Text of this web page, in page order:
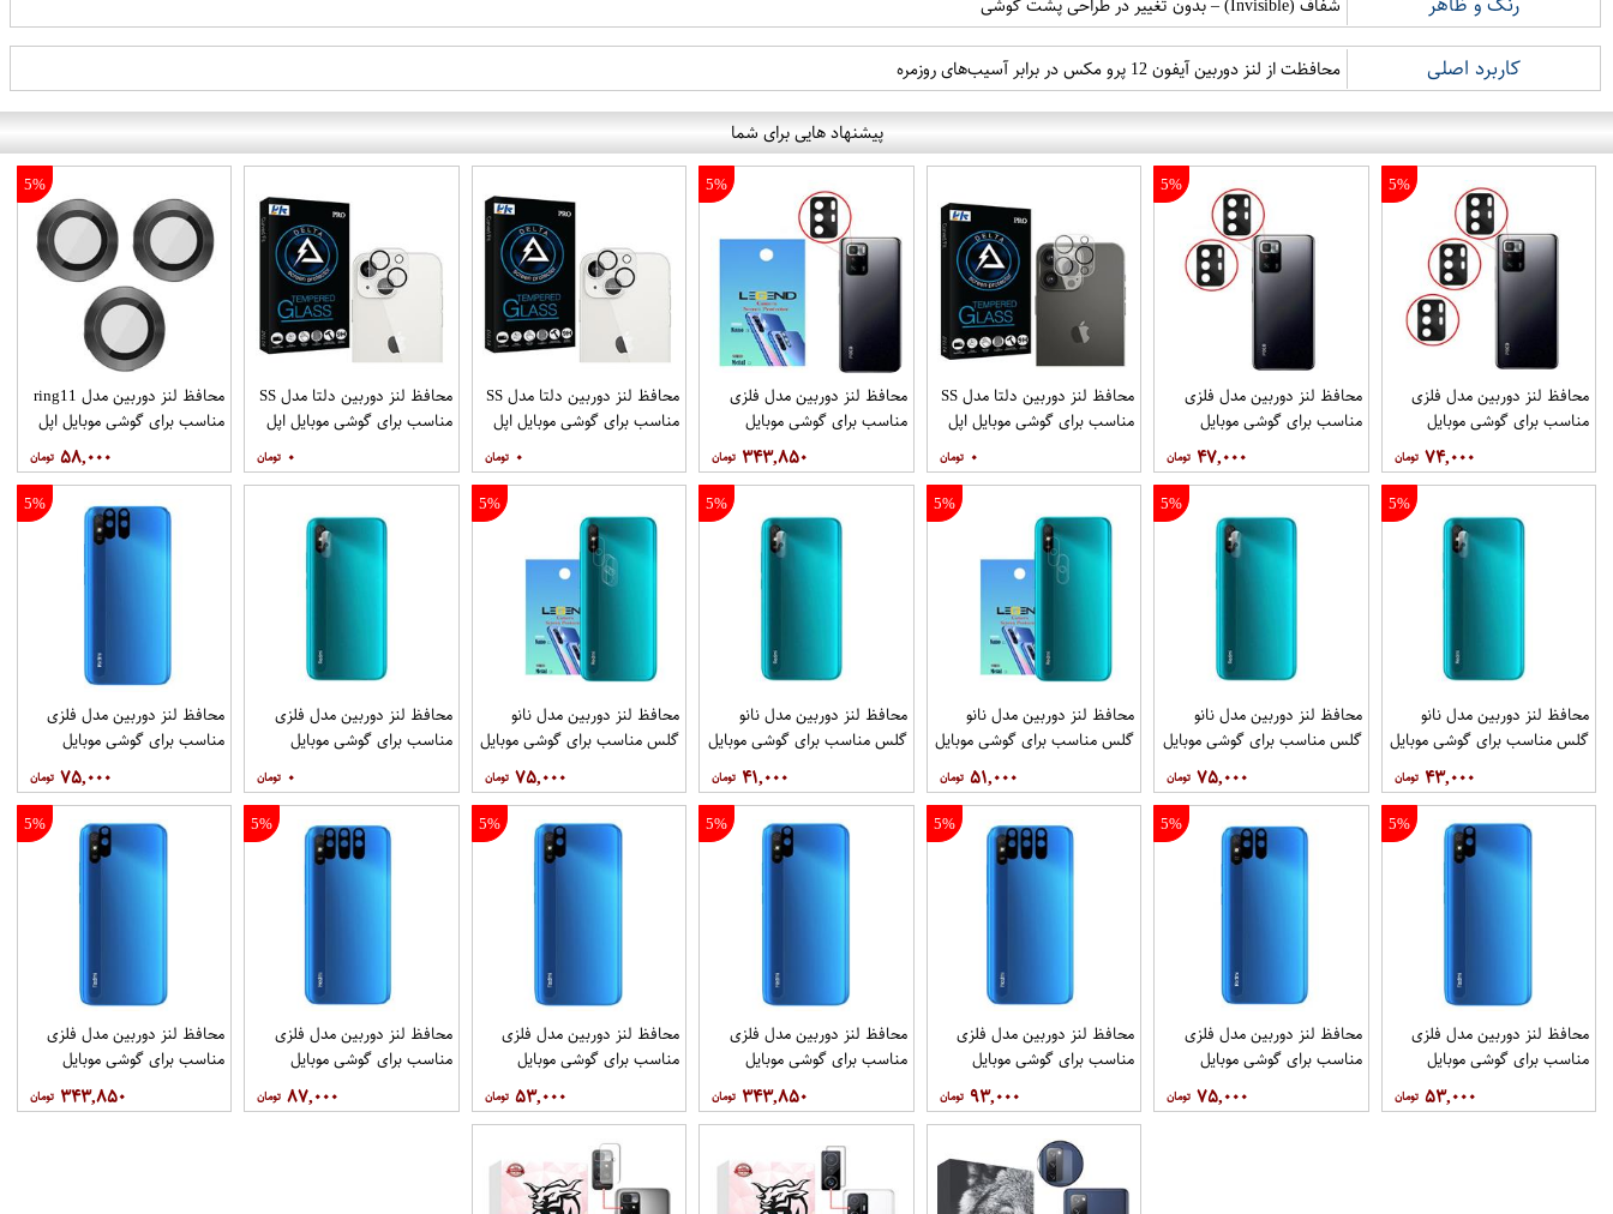
کاربرد اصلی محافظت از لنز دوربین آیفون 12 پرو مکس در برابر آسیب‌های روزمره
پیشنهاد هایی برای شما
5%
محافظ لنز دوربین مدل فلزی
مناسب برای گوشی موبایل
شیائومی Poco X3 GT بسته 3
عددی
۷۴,۰۰۰
5%
محافظ لنز دوربین مدل فلزی
مناسب برای گوشی موبایل
شیائومی Poco X3 GT بسته 2
عددی
۴۷,۰۰۰
محافظ لنز دوربین دلتا مدل SS
مناسب برای گوشی موبایل اپل
۰
5%
محافظ لنز دوربین مدل فلزی
مناسب برای گوشی موبایل
شیائومی Poco X3 GT بسته 40
عددی
۳۴۳,۸۵۰
محافظ لنز دوربین دلتا مدل SS
مناسب برای گوشی موبایل اپل
۰
محافظ لنز دوربین دلتا مدل SS
مناسب برای گوشی موبایل اپل
۰
5%
محافظ لنز دوربین مدل ring11
مناسب برای گوشی موبایل اپل
Iphone 11 Pro 11 Pro max
۵۸,۰۰۰
5%
محافظ لنز دوربین مدل نانو
گلس مناسب برای گوشی موبایل
۴۳,۰۰۰
5%
محافظ لنز دوربین مدل نانو
گلس مناسب برای گوشی موبایل
شیائومی Redmi 9i بسته 40
عددی
۷۵,۰۰۰
5%
محافظ لنز دوربین مدل نانو
گلس مناسب برای گوشی موبایل
شیائومی Redmi 9i Sport بسته
3 عددی
۵۱,۰۰۰
5%
محافظ لنز دوربین مدل نانو
گلس مناسب برای گوشی موبایل
۴۱,۰۰۰
5%
محافظ لنز دوربین مدل نانو
گلس مناسب برای گوشی موبایل
شیائومی Redmi 9i Sport بسته
5 عددی
۷۵,۰۰۰
محافظ لنز دوربین مدل فلزی
مناسب برای گوشی موبایل
40 عددی
۰
5%
محافظ لنز دوربین مدل فلزی
مناسب برای گوشی موبایل
شیائومی Redmi 9i بسته 2
عددی
۷۵,۰۰۰
5%
محافظ لنز دوربین مدل فلزی
مناسب برای گوشی موبایل
۵۳,۰۰۰
5%
محافظ لنز دوربین مدل فلزی
مناسب برای گوشی موبایل
شیائومی Redmi 9i Sport بسته
2 عددی
۷۵,۰۰۰
5%
محافظ لنز دوربین مدل فلزی
مناسب برای گوشی موبایل
شیائومی Redmi 9i بسته 3
عددی
۹۳,۰۰۰
5%
محافظ لنز دوربین مدل فلزی
مناسب برای گوشی موبایل
شیائومی Redmi 9i بسته 40
عددی
۳۴۳,۸۵۰
5%
محافظ لنز دوربین مدل فلزی
مناسب برای گوشی موبایل
۵۳,۰۰۰
5%
محافظ لنز دوربین مدل فلزی
مناسب برای گوشی موبایل
شیائومی Redmi 9i Sport بسته
3 عددی
۸۷,۰۰۰
5%
محافظ لنز دوربین مدل فلزی
مناسب برای گوشی موبایل
شیائومی Redmi 9i Sport بسته
40 عددی
۳۴۳,۸۵۰